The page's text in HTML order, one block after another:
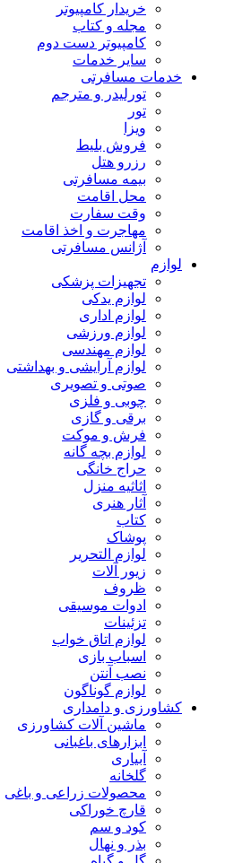
خریدار کامپیوتر
مجله و کتاب
کامپیوتر دست دوم
سایر خدمات
خدمات مسافرتی
تورلیدر و مترجم
تور
ویزا
فروش بلیط
رزرو هتل
بیمه مسافرتی
محل اقامت
وقت سفارت
مهاجرت و اخذ اقامت
آژانس مسافرتی
لوازم
تجهیزات پزشکی
لوازم یدکی
لوازم اداری
لوازم ورزشی
لوازم مهندسی
لوازم آرایشی و بهداشتی
صوتی و تصویری
چوبی و فلزی
برقی و گازی
فرش و موکت
لوازم بچه گانه
حراج خانگی
اثاثیه منزل
آثار هنری
کتاب
پوشاک
لوازم التحریر
زیور آلات
ظروف
ادوات موسیقی
تزئینات
لوازم اتاق خواب
اسباب بازی
نصب آنتن
لوازم گوناگون
کشاورزی و دامداری
ماشین آلات کشاورزی
ابزارهای باغبانی
آبیاری
گلخانه
محصولات زراعی و باغی
قارچ خوراکی
کود و سم
بذر و نهال